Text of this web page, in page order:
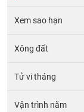
Xem sao hạn
Xông đất
Tử vi tháng
Vận trình năm